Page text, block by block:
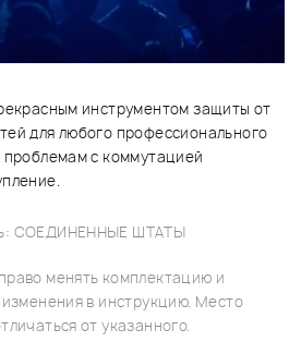
инструментом защиты от
для любого профессионального
с коммутацией
СОЕДИНЕННЫЕ ШТАТЫ
менять комплектацию и
в инструкцию. Место
от указанного.